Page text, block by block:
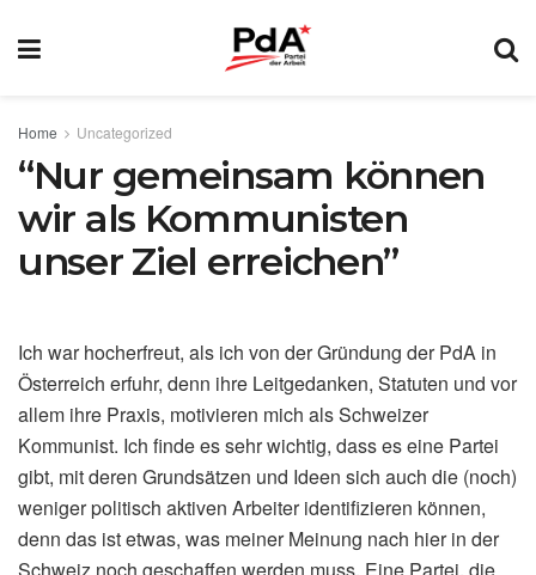
Home Uncategorized
“Nur gemeinsam können
wir als Kommunisten
unser Ziel erreichen”
Ich war hocherfreut, als ich von der Gründung der PdA in
Österreich erfuhr, denn ihre Leitgedanken, Statuten und vor
allem ihre Praxis, motivieren mich als Schweizer
Kommunist. Ich finde es sehr wichtig, dass es eine Partei
gibt, mit deren Grundsätzen und Ideen sich auch die (noch)
weniger politisch aktiven Arbeiter identifizieren können,
denn das ist etwas, was meiner Meinung nach hier in der